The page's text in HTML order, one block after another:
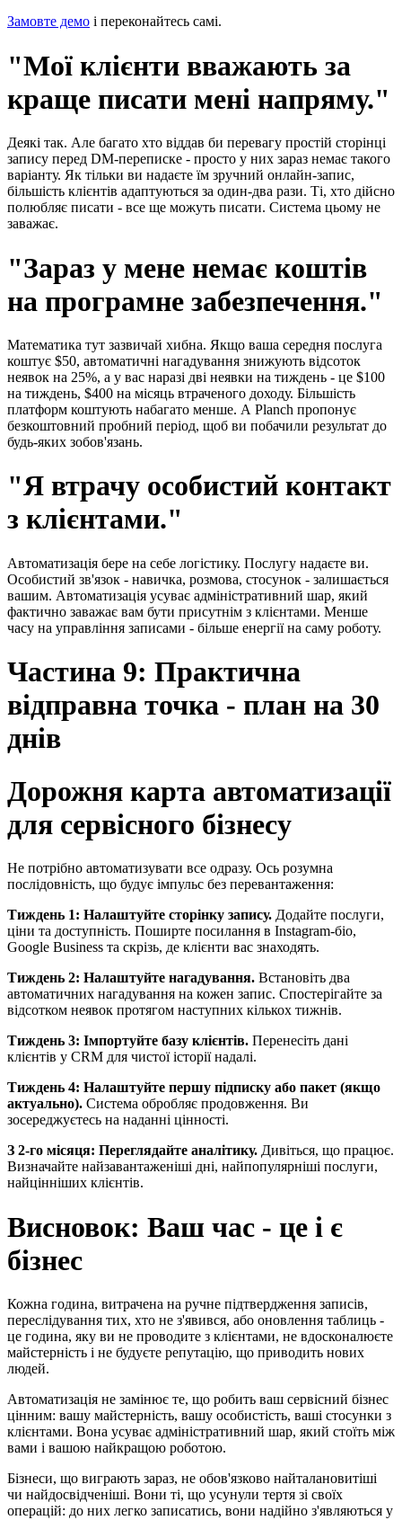
Замовте демо і переконайтесь самі.
"Мої клієнти вважають за
краще писати мені напряму."
Деякі так. Але багато хто віддав би перевагу простій сторінці
запису перед DM-переписке - просто у них зараз немає такого
варіанту. Як тільки ви надаєте їм зручний онлайн-запис,
більшість клієнтів адаптуються за один-два рази. Ті, хто дійсно
полюбляє писати - все ще можуть писати. Система цьому не
заважає.
"Зараз у мене немає коштів
на програмне забезпечення."
Математика тут зазвичай хибна. Якщо ваша середня послуга
коштує $50, автоматичні нагадування знижують відсоток
неявок на 25%, а у вас наразі дві неявки на тиждень - це $100
на тиждень, $400 на місяць втраченого доходу. Більшість
платформ коштують набагато менше. А Planch пропонує
безкоштовний пробний період, щоб ви побачили результат до
будь-яких зобов'язань.
"Я втрачу особистий контакт
з клієнтами."
Автоматизація бере на себе логістику. Послугу надаєте ви.
Особистий зв'язок - навичка, розмова, стосунок - залишається
вашим. Автоматизація усуває адміністративний шар, який
фактично заважає вам бути присутнім з клієнтами. Менше
часу на управління записами - більше енергії на саму роботу.
Частина 9: Практична
відправна точка - план на 30
днів
Дорожня карта автоматизації
для сервісного бізнесу
Не потрібно автоматизувати все одразу. Ось розумна
послідовність, що будує імпульс без перевантаження:
Тиждень 1: Налаштуйте сторінку запису. Додайте послуги,
ціни та доступність. Поширте посилання в Instagram-біо,
Google Business та скрізь, де клієнти вас знаходять.
Тиждень 2: Налаштуйте нагадування. Встановіть два
автоматичних нагадування на кожен запис. Спостерігайте за
відсотком неявок протягом наступних кількох тижнів.
Тиждень 3: Імпортуйте базу клієнтів. Перенесіть дані
клієнтів у CRM для чистої історії надалі.
Тиждень 4: Налаштуйте першу підписку або пакет (якщо
актуально). Система обробляє продовження. Ви
зосереджуєтесь на наданні цінності.
З 2-го місяця: Переглядайте аналітику. Дивіться, що працює.
Визначайте найзавантаженіші дні, найпопулярніші послуги,
найцінніших клієнтів.
Висновок: Ваш час - це і є
бізнес
Кожна година, витрачена на ручне підтвердження записів,
переслідування тих, хто не з'явився, або оновлення таблиць -
це година, яку ви не проводите з клієнтами, не вдосконалюєте
майстерність і не будуєте репутацію, що приводить нових
людей.
Автоматизація не замінює те, що робить ваш сервісний бізнес
цінним: вашу майстерність, вашу особистість, ваші стосунки з
клієнтами. Вона усуває адміністративний шар, який стоїть між
вами і вашою найкращою роботою.
Бізнеси, що виграють зараз, не обов'язково найталановитіші
чи найдосвідченіші. Вони ті, що усунули тертя зі своїх
операцій: до них легко записатись, вони надійно з'являються у